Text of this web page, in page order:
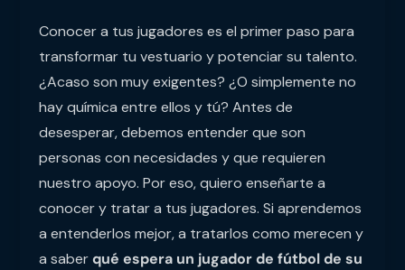
Conocer a tus jugadores es el primer paso para
transformar tu vestuario y potenciar su talento.
¿Acaso son muy exigentes? ¿O simplemente no
hay química entre ellos y tú? Antes de
desesperar, debemos entender que son
personas con necesidades y que requieren
nuestro apoyo. Por eso, quiero enseñarte a
conocer y tratar a tus jugadores. Si aprendemos
a entenderlos mejor, a tratarlos como merecen y
a saberqué espera un jugador de fútbol de su